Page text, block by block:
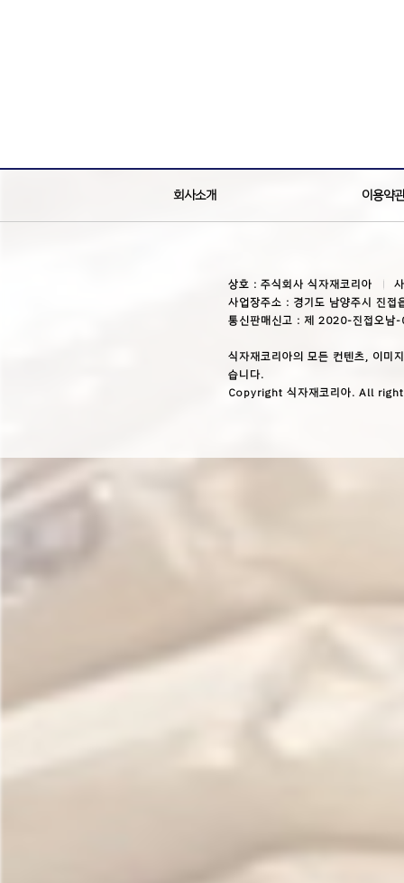
회사소개 이용약
상호 : 주식회사 식자재코리아
사업장주소 : 경기도 남양주시 진
통신판매신고 : 제 2020-진접오남
식자재코리아의 모든 컨텐츠, 이미
습니다.
Copyright 식자재코리아. All